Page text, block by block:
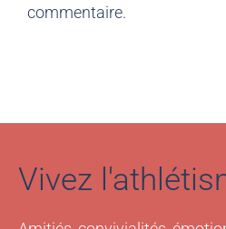
commentaire.
Vivez